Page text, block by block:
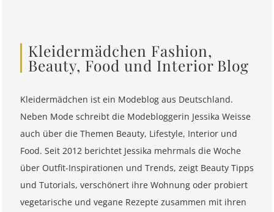
Kleidermädchen Fashion,
Beauty, Food und Interior Blog
Kleidermädchen ist ein Modeblog aus Deutschland.
Neben Mode schreibt die Modebloggerin Jessika Weisse
auch über die Themen Beauty, Lifestyle, Interior und
Food. Seit 2012 berichtet Jessika mehrmals die Woche
über Outfit-Inspirationen und Trends, zeigt Beauty Tipps
und Tutorials, verschönert ihre Wohnung oder probiert
vegetarische und vegane Rezepte zusammen mit ihren